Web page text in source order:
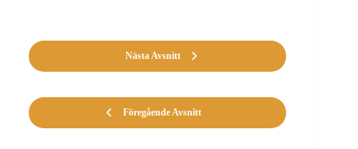
Föregående Avsnitt
Nästa Avsnitt